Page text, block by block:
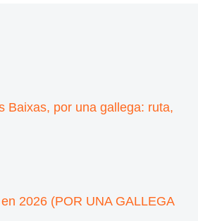
Baixas, por una gallega: ruta,
2026 (POR UNA GALLEGA